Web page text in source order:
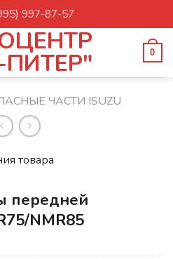
997-87-57
0
ЧАСТИ ISUZU
передней
NMR85